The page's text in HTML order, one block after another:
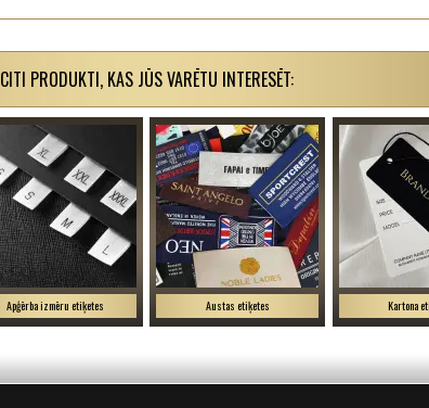
CITI PRODUKTI, KAS JŪS VARĒTU INTERESĒT:
Apģērba izmēru etiķetes Austas etiķetes Kartona